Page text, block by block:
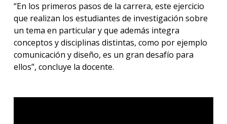
“En los primeros pasos de la carrera, este ejercicio
que realizan los estudiantes de investigación sobre
un tema en particular y que además integra
conceptos y disciplinas distintas, como por ejemplo
comunicación y diseño, es un gran desafío para
ellos”, concluye la docente.